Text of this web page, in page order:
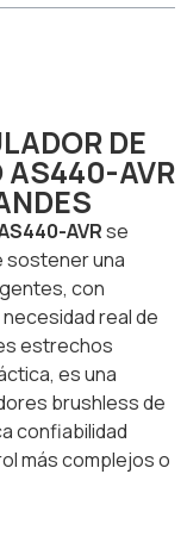
DE
AS440-AVR
AVRse
sostener una
con
real de
estrechos
es una
brushless de
confiabilidad
más complejos o